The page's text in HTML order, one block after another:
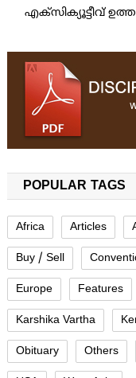
എക്സിക്യൂട്ടീവ്
POPULAR TAGS
Africa Articles
Buy / Sell
Europe Features
Karshika Vartha
Obituary Others